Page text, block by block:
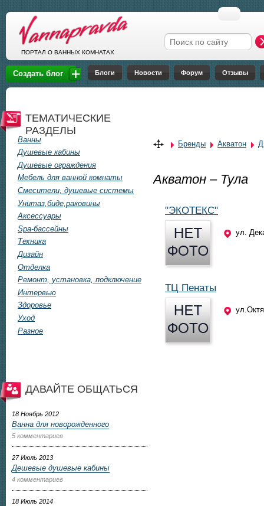
ПОРТАЛ О ВАННЫХ КОМНАТАХ Форма поиска
Создать блог Блоги Новости Форум Отзывы
ТЕМАТИЧЕСКИЕ
РАЗДЕЛЫ
Ванны
Душевые кабины
Душевые ограждения
Мебель для ванной комнаты
Смесители, душевые системы
Унитаз,биде,раковины
Аксессуары
Spa-бассейны
Техника
Дизайн
Отделка
Ремонт, установка, подключение
Интервью
Здоровье
Уход
Разное
ДАВАЙТЕ ОБЩАТЬСЯ
18 Ноябрь 2012
Ванна для новорожденного
5 комментариев
27 Июль 2013
Дешевые душевые кабины
4 комментариев
18 Июль 2014
Бренды Акватон
Акватон – Тула
"ЭКОТЕКС"
ул.
ТЦ Пенаты